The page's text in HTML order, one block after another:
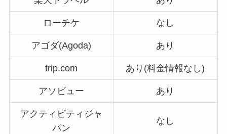
ローチケ なし
アゴダ(Agoda) あり
trip.com あり(料金情報なし)
アソビュー あり
アクティビティジャ
パン
なし